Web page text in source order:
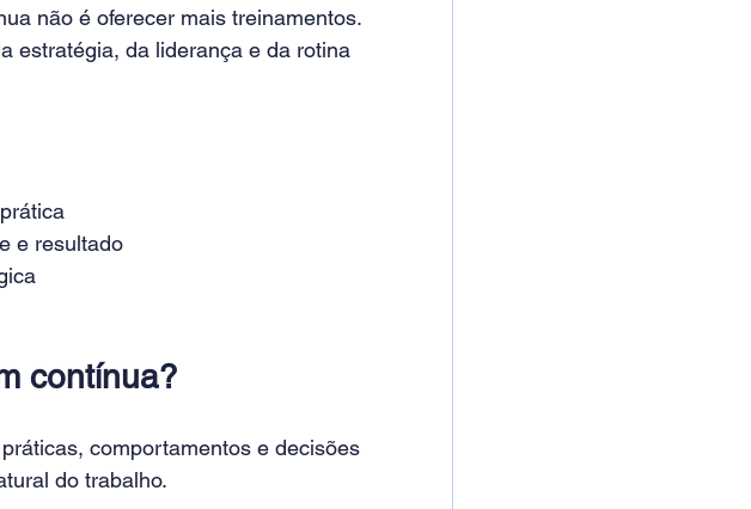
não é oferecer mais treinamentos.
estratégia, da liderança e da rotina
e resultado
contínua?
comportamentos e decisões
do trabalho.